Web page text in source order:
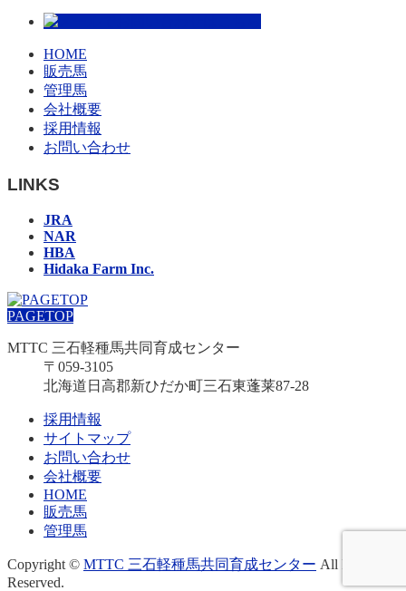
HOME
販売馬
管理馬
会社概要
採用情報
お問い合わせ
LINKS
JRA
NAR
HBA
Hidaka Farm Inc.
PAGETOP
MTTC 三石軽種馬共同育成センター
〒059-3105
北海道日高郡新ひだか町三石東蓬莱87-28
採用情報
サイトマップ
お問い合わせ
会社概要
HOME
販売馬
管理馬
Copyright © MTTC 三石軽種馬共同育成センター All Rights
Reserved.